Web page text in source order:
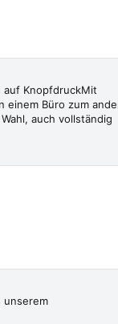
auf KnopfdruckMit
einem Büro zum
auch vollständig
unserem